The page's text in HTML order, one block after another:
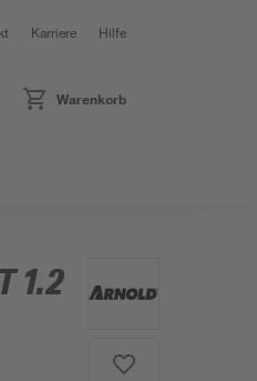
Karriere Hilfe
Warenkorb
1.2